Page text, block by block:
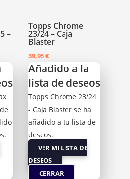
–
Topps Chrome
23/24 – Caja
Blaster
39,95€
Añadido a la
lista de deseos
Topps Chrome 23/24
- Caja Blaster se ha
añadido a tu lista de
deseos.
VER MI LISTA DE
DESEOS
CERRAR